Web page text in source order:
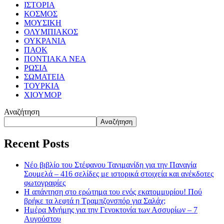
ΙΣΤΟΡΙΑ
ΚΟΣΜΟΣ
ΜΟΥΣΙΚΗ
ΟΛΥΜΠΙΑΚΟΣ
ΟΥΚΡΑΝΙΑ
ΠΑΟΚ
ΠΟΝΤΙΑΚΑ ΝΕΑ
ΡΩΣΙΑ
ΣΩΜΑΤΕΙΑ
ΤΟΥΡΚΙΑ
ΧΙΟΥΜΟΡ
Αναζήτηση
Αναζήτηση
Recent Posts
Νέο βιβλίο του Στέφανου Τανιμανίδη για την Παναγία
Σουμελά – 416 σελίδες με ιστορικά στοιχεία και ανέκδοτες
φωτογραφίες
Η απάντηση στο ερώτημα του ενός εκατομμυρίου! Πού
βρήκε τα λεφτά η Τραμπζονσπόρ για Σαλάχ;
Ημέρα Μνήμης για την Γενοκτονία των Ασσυρίων – 7
Αυγούστου